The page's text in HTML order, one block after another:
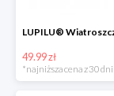
49.99 zł